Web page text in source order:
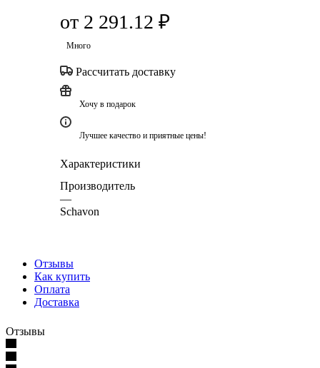
от 2 291.12 ₽
Много
Рассчитать доставку
Хочу в подарок
Лучшее качество и приятные цены!
Характеристики
Производитель
—
Schavon
Отзывы
Как купить
Оплата
Доставка
Отзывы